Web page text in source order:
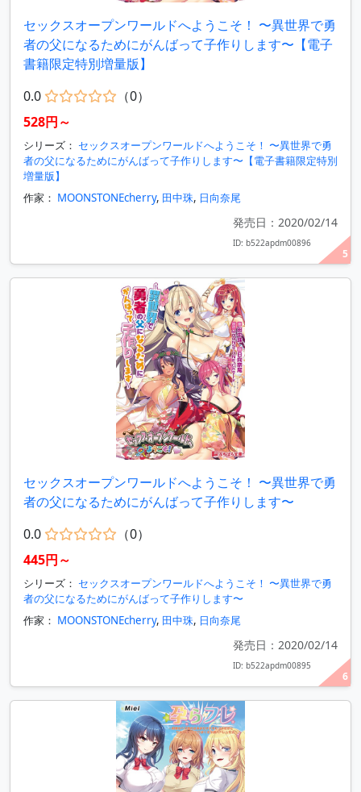
5
セックスオープンワールドへようこそ！ 〜異世界で勇
者の父になるためにがんばって子作りします〜【電子
書籍限定特別増量版】
0.0
（0）
528円～
シリーズ： セックスオープンワールドへようこそ！ 〜異世界で勇
者の父になるためにがんばって子作りします〜【電子書籍限定特別
増量版】
作家： MOONSTONEcherry, 田中珠, 日向奈尾
発売日：2020/02/14
ID: b522apdm00896
6
セックスオープンワールドへようこそ！ 〜異世界で勇
者の父になるためにがんばって子作りします〜
0.0
（0）
445円～
シリーズ： セックスオープンワールドへようこそ！ 〜異世界で勇
者の父になるためにがんばって子作りします〜
作家： MOONSTONEcherry, 田中珠, 日向奈尾
発売日：2020/02/14
ID: b522apdm00895